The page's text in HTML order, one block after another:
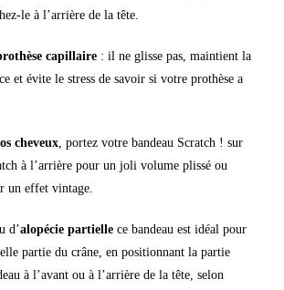
le à l’arrière de la tête.
capillaire : il ne glisse pas, maintient la
et évite le stress de savoir si votre prothèse a
cheveux, portez votre bandeau Scratch ! sur
à l’arrière pour un joli volume plissé ou
un effet vintage.
d’alopécie partielle ce bandeau est idéal pour
partie du crâne, en positionnant la partie
à l’avant ou à l’arrière de la tête, selon